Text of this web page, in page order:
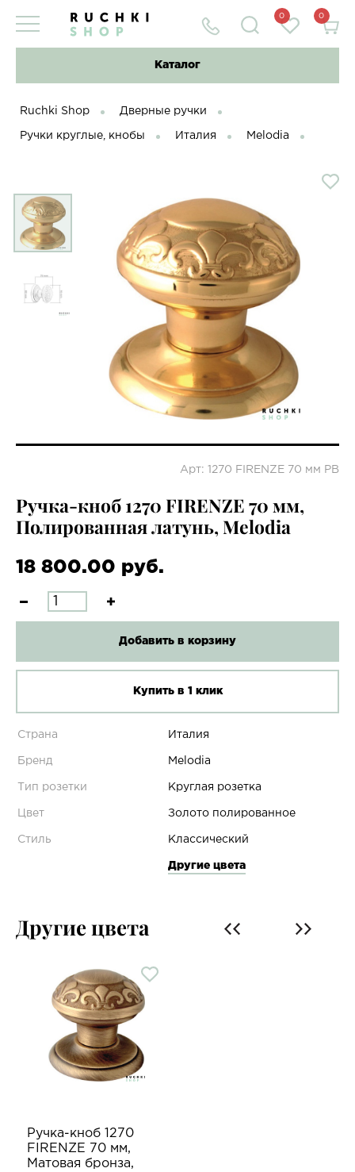
0 0
Каталог
Ruchki Shop Дверные ручки
Ручки круглые, кнобы Италия Melodia
Арт: 1270 FIRENZE 70 мм PB
Ручка-кноб 1270 FIRENZE 70 мм,
Полированная латунь, Melodia
18 800.00 руб.
Добавить в корзину
Купить в 1 клик
Страна Италия
Бренд Melodia
Тип розетки Круглая розетка
Цвет Золото полированное
Стиль Классический
Другие цвета
Другие цвета
Ручка-кноб 1270
FIRENZE 70 мм,
Матовая бронза,